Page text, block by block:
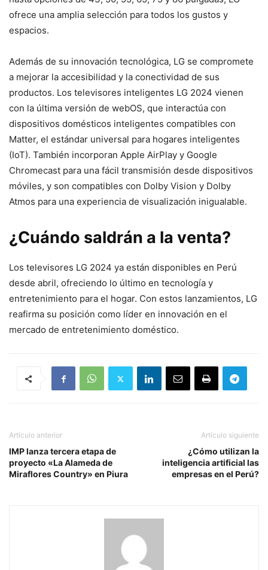
ofrece una amplia selección para todos los gustos y
espacios.
Además de su innovación tecnológica, LG se compromete
a mejorar la accesibilidad y la conectividad de sus
productos. Los televisores inteligentes LG 2024 vienen
con la última versión de webOS, que interactúa con
dispositivos domésticos inteligentes compatibles con
Matter, el estándar universal para hogares inteligentes
(IoT). También incorporan Apple AirPlay y Google
Chromecast para una fácil transmisión desde dispositivos
móviles, y son compatibles con Dolby Vision y Dolby
Atmos para una experiencia de visualización inigualable.
¿Cuándo saldrán a la venta?
Los televisores LG 2024 ya están disponibles en Perú
desde abril, ofreciendo lo último en tecnología y
entretenimiento para el hogar. Con estos lanzamientos, LG
reafirma su posición como líder en innovación en el
mercado de entretenimiento doméstico.
Artículo anterior
IMP lanza tercera etapa de
proyecto «La Alameda de
Miraflores Country» en Piura
Artículo siguiente
¿Cómo utilizan la
inteligencia artificial las
empresas en el Perú?